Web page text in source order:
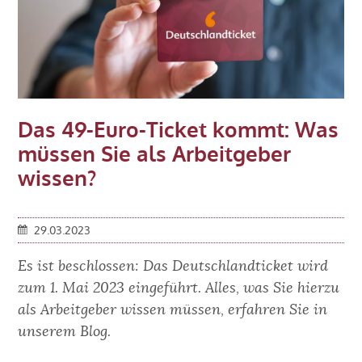
ab
01.07.2023
Das 49-Euro-Ticket kommt: Was
müssen Sie als Arbeitgeber
wissen?
29.03.2023
Es ist beschlossen: Das Deutschlandticket wird
zum 1. Mai 2023 eingeführt. Alles, was Sie hierzu
als Arbeitgeber wissen müssen, erfahren Sie in
unserem Blog.